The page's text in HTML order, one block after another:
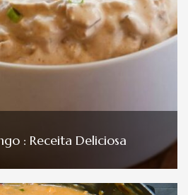
: Receita Deliciosa